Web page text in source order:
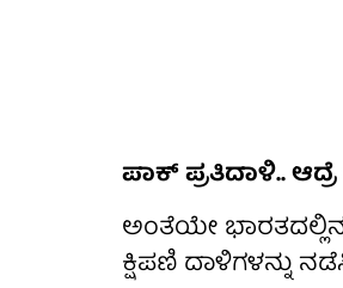
ಪಾಕ್ ಪ್ರತಿದಾಳಿ..
ಅಂತೆಯೇ
ಕ್ಷಿಪಣಿ ದಾಳಿಗಳನ್ನು